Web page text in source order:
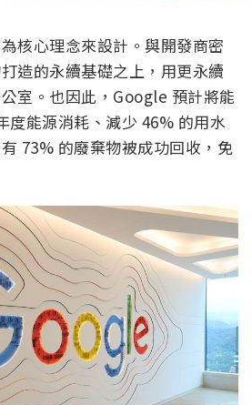
核心理念來設計。與開發商密
造的永續基礎之上，用更永續
室。也因此，Google 預計將能
度能源消耗、減少 46% 的用水
73% 的廢棄物被成功回收，免